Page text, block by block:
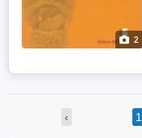
2
‹ 1